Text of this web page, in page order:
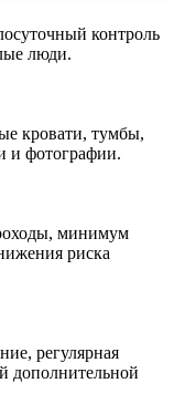
контроль
люди.
кровати, тумбы,
и фотографии.
минимум
риска
регулярная
дополнительной